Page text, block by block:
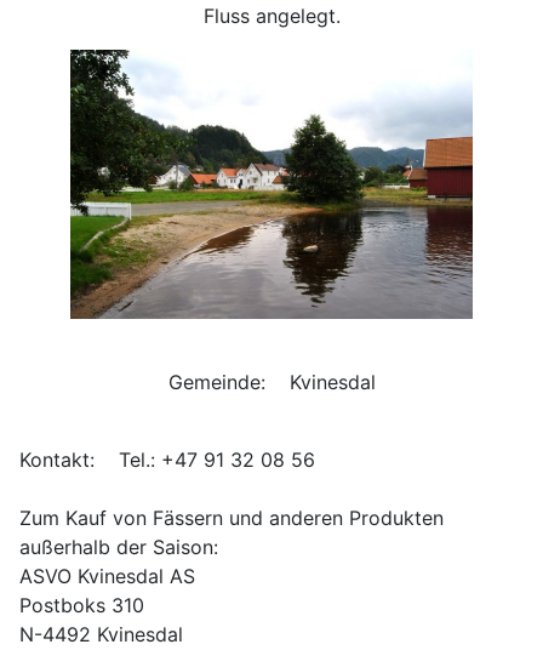
Fluss angelegt.
Gemeinde: Kvinesdal
Kontakt: Tel.: +47 91 32 08 56
Zum Kauf von Fässern und anderen Produkten
außerhalb der Saison:
ASVO Kvinesdal AS
Postboks 310
N-4492 Kvinesdal